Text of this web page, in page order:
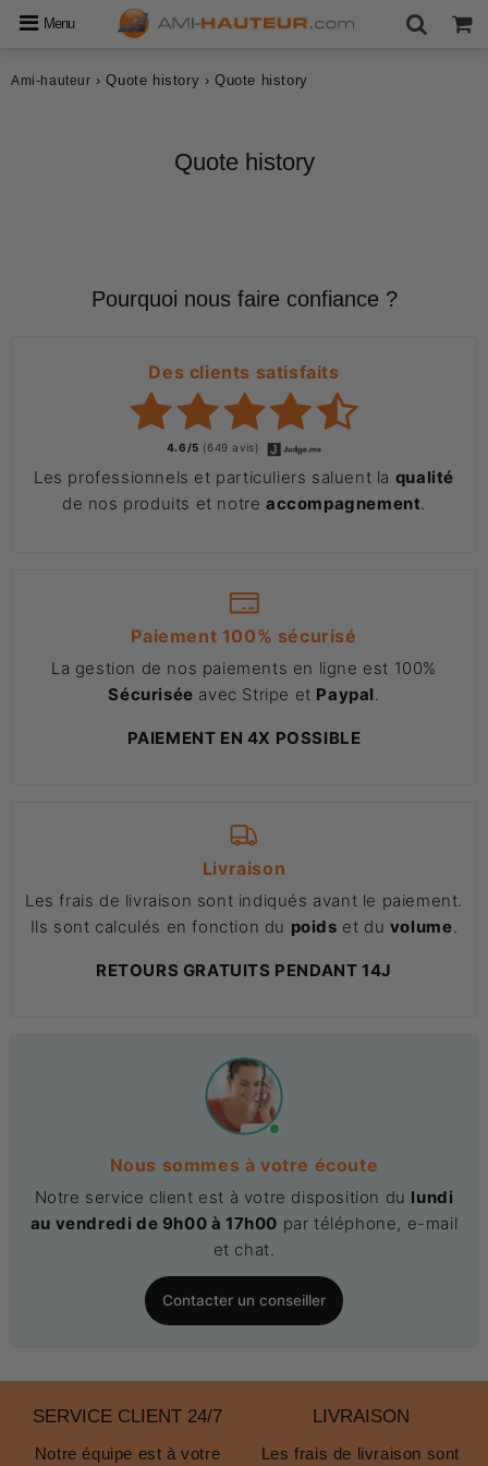
Menu
Ami-hauteur › Quote history › Quote history
Quote history
Pourquoi nous faire confiance ?
Des clients satisfaits
4.6/5 (649 avis)
Les professionnels et particuliers saluent la qualité
de nos produits et notre accompagnement
Paiement 100% sécurisé
La gestion de nos paiements en ligne est 100%
Sécurisée avec Stripe et Paypal
PAIEMENT EN 4X POSSIBLE
Livraison
Les frais de livraison sont indiqués avant le paiement.
Ils sont calculés en fonction du poids et du volume
RETOURS GRATUITS PENDANT 14J
Nous sommes à votre écoute
Notre service client est à votre disposition du lundi
au vendredi de 9h00 à 17h00 par téléphone, e-mail
et chat.
Contacter un conseiller
SERVICE CLIENT 24/7
Notre équipe est à votre
LIVRAISON
Les frais de livraison sont